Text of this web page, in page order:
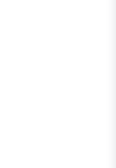
af grønne områder